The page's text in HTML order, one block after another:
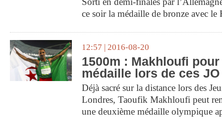
ce soir la médaille de bronze avec le
12:57 | 2016-08-20
1500m : Makhloufi
médaille lors de ces JO
Déjà sacré sur la distance lors des
Londres, Taoufik Makhloufi peut
une deuxième médaille olympique